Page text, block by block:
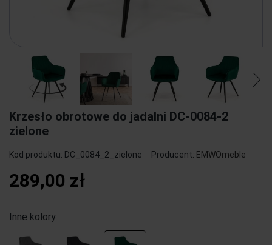
Krzesło obrotowe do jadalni DC-0084-2
zielone
Kod produktu: DC_0084_2_zielone Producent: EMWOmeble
289,00 zł
Inne kolory